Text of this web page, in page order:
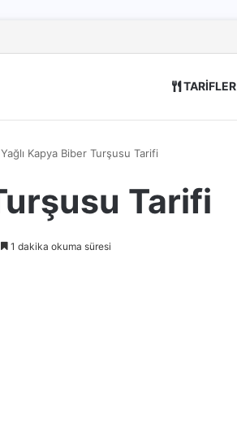
TARİFLER
Yağlı Kapya Biber Turşusu Tarifi
Tarifi
1 dakika okuma süresi